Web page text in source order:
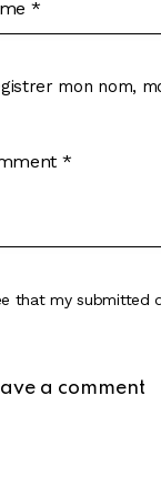
mon nom,
that my submitted